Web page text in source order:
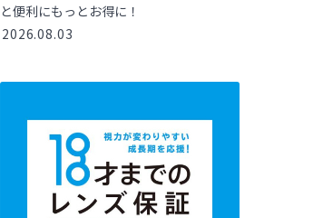
と便利にもっとお得に！
2026.08.03